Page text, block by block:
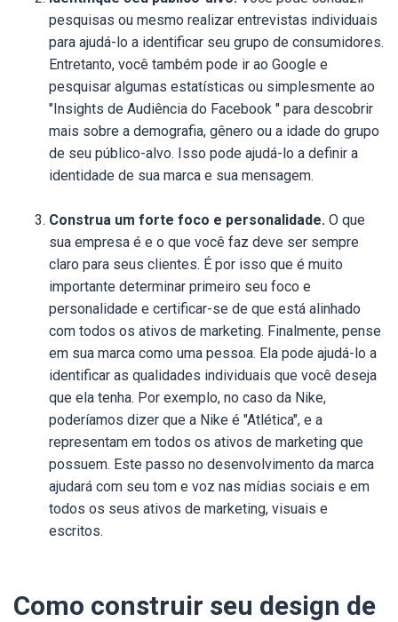
pesquisas ou mesmo realizar entrevistas individuais
para ajudá-lo a identificar seu grupo de consumidores.
Entretanto, você também pode ir ao Google e
pesquisar algumas estatísticas ou simplesmente ao
"Insights de Audiência do Facebook " para descobrir
mais sobre a demografia, gênero ou a idade do grupo
de seu público-alvo. Isso pode ajudá-lo a definir a
identidade de sua marca e sua mensagem.
Construa um forte foco e personalidade. O que
sua empresa é e o que você faz deve ser sempre
claro para seus clientes. É por isso que é muito
importante determinar primeiro seu foco e
personalidade e certificar-se de que está alinhado
com todos os ativos de marketing. Finalmente, pense
em sua marca como uma pessoa. Ela pode ajudá-lo a
identificar as qualidades individuais que você deseja
que ela tenha. Por exemplo, no caso da Nike,
poderíamos dizer que a Nike é "Atlética", e a
representam em todos os ativos de marketing que
possuem. Este passo no desenvolvimento da marca
ajudará com seu tom e voz nas mídias sociais e em
todos os seus ativos de marketing, visuais e
escritos.
Como construir seu design de